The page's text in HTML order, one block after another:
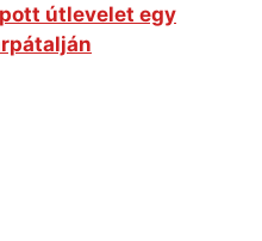
útlevelet egy